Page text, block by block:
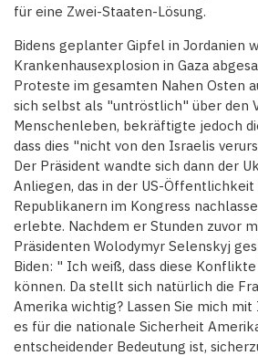
für eine Zwei-Staaten-Lösung.
Bidens geplanter Gipfel in Jordanien
Krankenhausexplosion in Gaza
Proteste im gesamten Nahen Osten
sich selbst als "untröstlich" über den
Menschenleben, bekräftigte jedoch
dass dies "nicht von den Israelis
Der Präsident wandte sich dann der
Anliegen, das in der US-Öffentlichkeit
Republikanern im Kongress
erlebte. Nachdem er Stunden zuvor
Präsidenten Wolodymyr Selenskyj
Biden: " Ich weiß, dass diese
können. Da stellt sich natürlich die
Amerika wichtig? Lassen Sie mich
es für die nationale Sicherheit
entscheidender Bedeutung ist,